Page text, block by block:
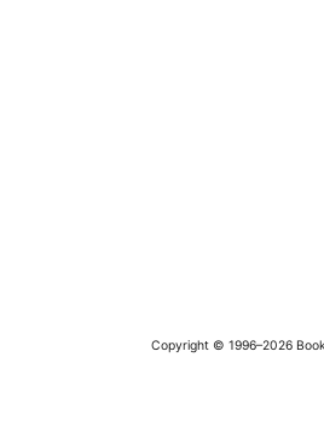
Copyright © 1996–2026